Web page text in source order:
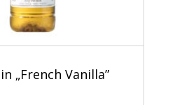
„French Vanilla”